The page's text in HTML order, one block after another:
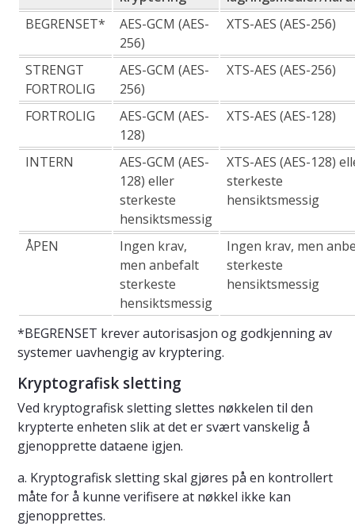
BEGRENSET*
AES-GCM (AES-
256)
XTS-AES (AES-256)
STRENGT
FORTROLIG
AES-GCM (AES-
256)
XTS-AES (AES-256)
FORTROLIG
AES-GCM (AES-
128)
XTS-AES (AES-128)
INTERN
AES-GCM (AES-
128) eller
sterkeste
hensiktsmessig
XTS-AES (AES-128)
sterkeste
hensiktsmessig
ÅPEN
Ingen krav,
men anbefalt
sterkeste
hensiktsmessig
Ingen krav, men
sterkeste
hensiktsmessig
*BEGRENSET krever autorisasjon og godkjenning av
systemer uavhengig av kryptering.
Kryptografisk sletting
Ved kryptografisk sletting slettes nøkkelen til den
krypterte enheten slik at det er svært vanskelig å
gjenopprette dataene igjen.
a. Kryptografisk sletting skal gjøres på en kontrollert
måte for å kunne verifisere at nøkkel ikke kan
gjenopprettes.